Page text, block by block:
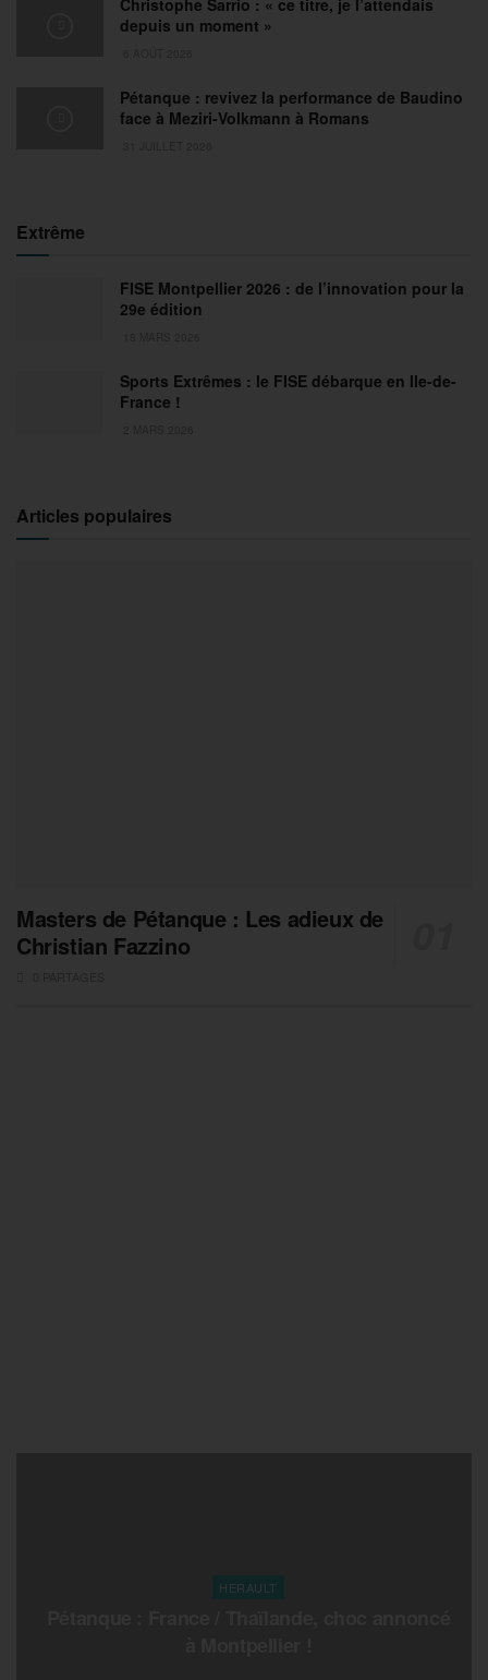
depuis un moment »
Pétanque : revivez la performance de Baudino
face à Meziri-Volkmann à Romans
Extrême
FISE Montpellier 2026 : de l’innovation pour la
29e édition
Sports Extrêmes : le FISE débarque en Ile-de-
France !
Articles populaires
Masters de Pétanque : Les adieux de
Christian Fazzino
HERAULT